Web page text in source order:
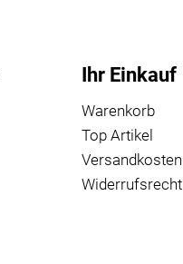
Ihr Einkauf
Warenkorb
Top Artikel
Versandkosten
Widerrufsrecht